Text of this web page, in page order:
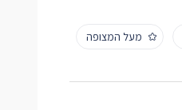
מעל המצופה